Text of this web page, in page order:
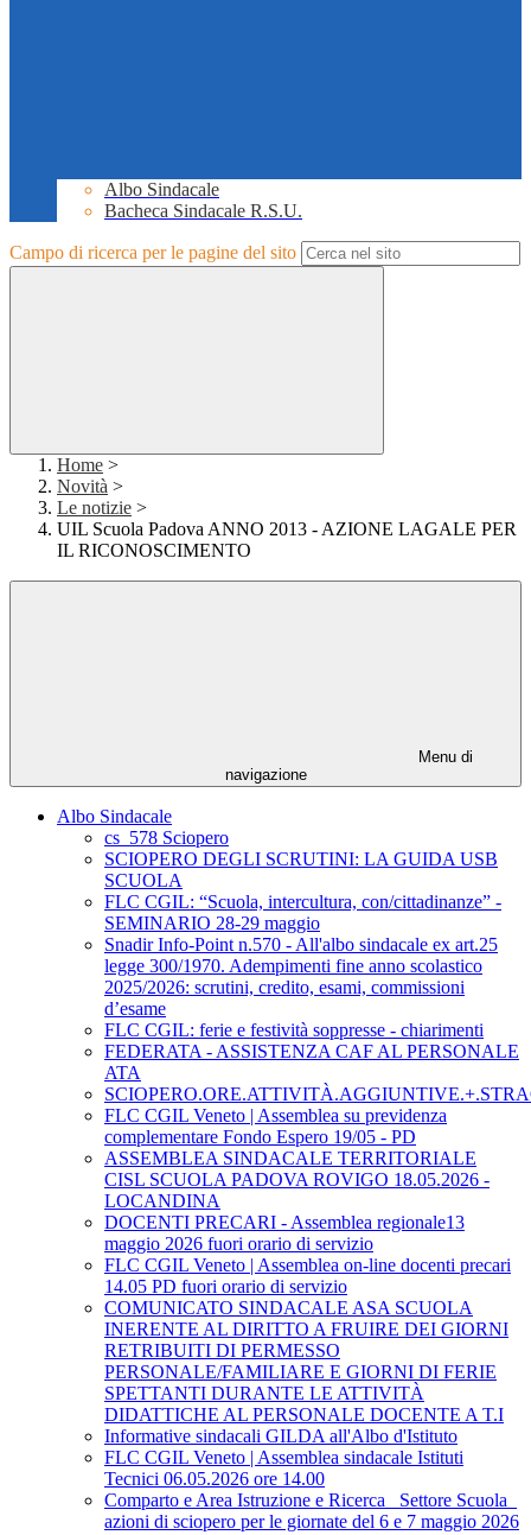
Albo Sindacale
Bacheca Sindacale R.S.U.
Campo di ricerca per le pagine del sito
Home >
Novità >
Le notizie >
UIL Scuola Padova ANNO 2013 - AZIONE LAGALE PER
IL RICONOSCIMENTO
Menu di
navigazione
Albo Sindacale
cs_578 Sciopero
SCIOPERO DEGLI SCRUTINI: LA GUIDA USB
SCUOLA
FLC CGIL: “Scuola, intercultura, con/cittadinanze” -
SEMINARIO 28-29 maggio
Snadir Info-Point n.570 - All'albo sindacale ex art.25
legge 300/1970. Adempimenti fine anno scolastico
2025/2026: scrutini, credito, esami, commissioni
d’esame
FLC CGIL: ferie e festività soppresse - chiarimenti
FEDERATA - ASSISTENZA CAF AL PERSONALE
ATA
FLC CGIL Veneto | Assemblea su previdenza
complementare Fondo Espero 19/05 - PD
ASSEMBLEA SINDACALE TERRITORIALE
CISL SCUOLA PADOVA ROVIGO 18.05.2026 -
LOCANDINA
DOCENTI PRECARI - Assemblea regionale13
maggio 2026 fuori orario di servizio
FLC CGIL Veneto | Assemblea on-line docenti precari
14.05 PD fuori orario di servizio
COMUNICATO SINDACALE ASA SCUOLA
INERENTE AL DIRITTO A FRUIRE DEI GIORNI
RETRIBUITI DI PERMESSO
PERSONALE/FAMILIARE E GIORNI DI FERIE
SPETTANTI DURANTE LE ATTIVITÀ
DIDATTICHE AL PERSONALE DOCENTE A T.I
Informative sindacali GILDA all'Albo d'Istituto
FLC CGIL Veneto | Assemblea sindacale Istituti
Tecnici 06.05.2026 ore 14.00
Comparto e Area Istruzione e Ricerca_ Settore Scuola_
azioni di sciopero per le giornate del 6 e 7 maggio 2026